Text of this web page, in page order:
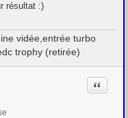
résultat :)
vidée,entrée turbo
trophy (retirée)
Citation